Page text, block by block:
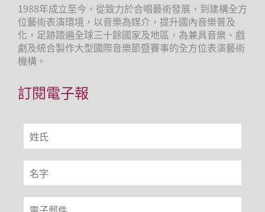
1988年成立至今，從致力於合唱藝術發展，到建構全方
位藝術表演環境，以音樂為媒介，提升國內音樂普及
化，足跡踏遍全球三十餘國家及地區，為兼具音樂、戲
劇及統合製作大型國際音樂節暨賽事的全方位表演藝術
機構。
訂閱電子報